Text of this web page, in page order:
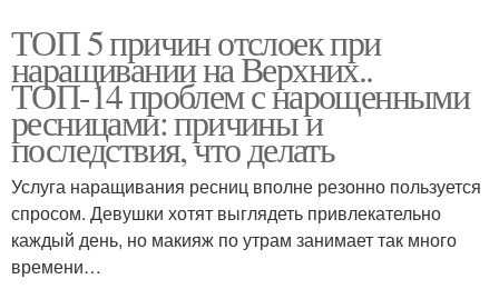
ТОП 5 причин отслоек при
наращивании на Верхних..
ТОП-14 проблем с нарощенными
ресницами: причины и
последствия, что делать
Услуга наращивания ресниц вполне резонно пользуется
спросом. Девушки хотят выглядеть привлекательно
каждый день, но макияж по утрам занимает так много
времени…